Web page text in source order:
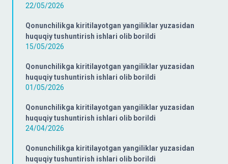
22/05/2026
Qonunchilikga kiritilayotgan yangiliklar yuzasidan
huquqiy tushuntirish ishlari olib borildi
15/05/2026
Qonunchilikga kiritilayotgan yangiliklar yuzasidan
huquqiy tushuntirish ishlari olib borildi
01/05/2026
Qonunchilikga kiritilayotgan yangiliklar yuzasidan
huquqiy tushuntirish ishlari olib borildi
24/04/2026
Qonunchilikga kiritilayotgan yangiliklar yuzasidan
huquqiy tushuntirish ishlari olib borildi